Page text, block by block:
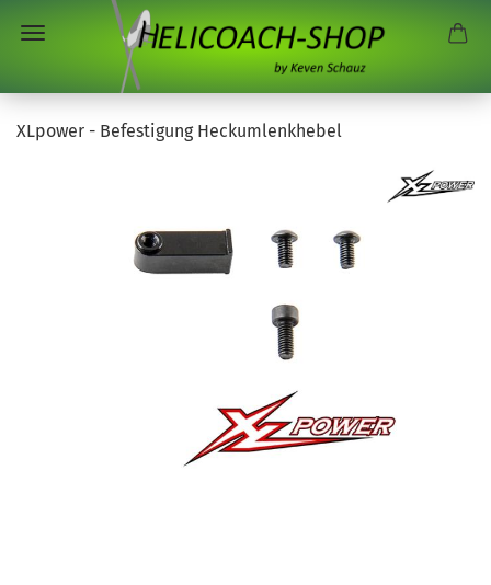
XLpower - Befestigung Heckumlenkhebel